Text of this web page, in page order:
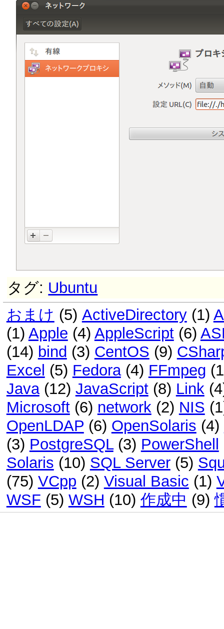
タグ: Ubuntu
おまけ (5) ActiveDirectory(1)
(1) Apple (4) AppleScript(6)
(14) bind (3) CentOS (9)
Excel (5) Fedora(4) FFmpeg
Java(12) JavaScript(8) Link
Microsoft(6) network(2) NIS
OpenLDAP (6) OpenSolaris (4)
(3) PostgreSQL(3) PowerShell
Solaris (10) SQL Server(5)
(75) VCpp (2) Visual Basic (1)
WSF (5) WSH (10) 作成中 (9)